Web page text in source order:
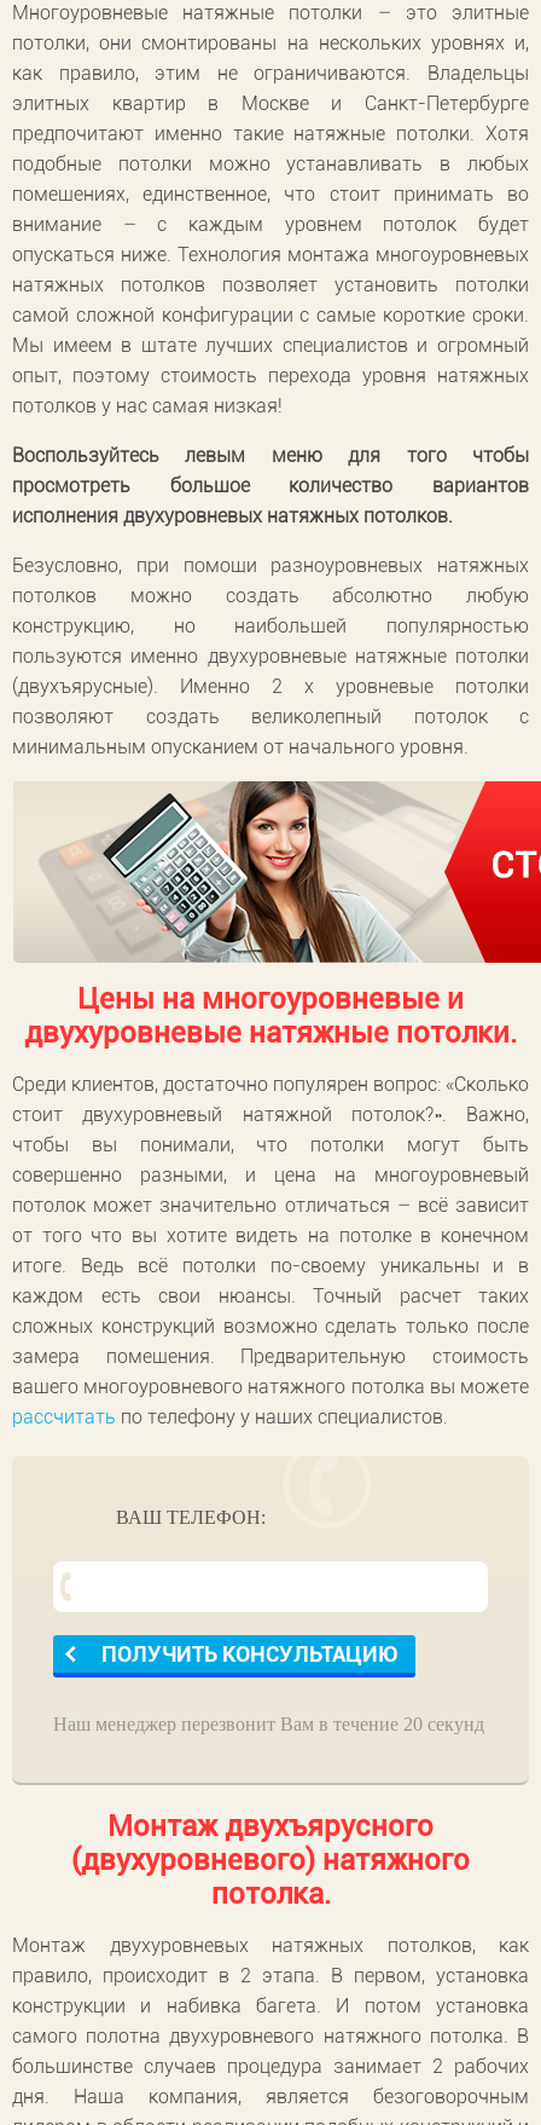
Многоуровневые натяжные потолки – это элитные
потолки, они смонтированы на нескольких уровнях и,
как правило, этим не ограничиваются. Владельцы
элитных квартир в Москве и Санкт-Петербурге
предпочитают именно такие натяжные потолки. Хотя
подобные потолки можно устанавливать в любых
помещениях, единственное, что стоит принимать во
внимание – с каждым уровнем потолок будет
опускаться ниже. Технология монтажа многоуровневых
натяжных потолков позволяет установить потолки
самой сложной конфигурации с самые короткие сроки.
Мы имеем в штате лучших специалистов и огромный
опыт, поэтому стоимость перехода уровня натяжных
потолков у нас самая низкая!
Воспользуйтесь левым меню для того чтобы
просмотреть большое количество вариантов
исполнения двухуровневых натяжных потолков.
Безусловно, при помощи разноуровневых натяжных
потолков можно создать абсолютно любую
конструкцию, но наибольшей популярностью
пользуются именно двухуровневые натяжные потолки
(двухъярусные). Именно 2 х уровневые потолки
позволяют создать великолепный потолок с
минимальным опусканием от начального уровня.
Цены на многоуровневые и
двухуровневые натяжные потолки.
Среди клиентов, достаточно популярен вопрос: «Сколько
стоит двухуровневый натяжной потолок?». Важно,
чтобы вы понимали, что потолки могут быть
совершенно разными, и цена на многоуровневый
потолок может значительно отличаться – всё зависит
от того что вы хотите видеть на потолке в конечном
итоге. Ведь всё потолки по-своему уникальны и в
каждом есть свои нюансы. Точный расчет таких
сложных конструкций возможно сделать только после
замера помещения. Предварительную стоимость
вашего многоуровневого натяжного потолка вы можете
рассчитать по телефону у наших специалистов.
ВАШ ТЕЛЕФОН:
Наш менеджер перезвонит Вам в течение 20 секунд
Монтаж двухъярусного
(двухуровневого) натяжного
потолка.
Монтаж двухуровневых натяжных потолков, как
правило, происходит в 2 этапа. В первом, установка
конструкции и набивка багета. И потом установка
самого полотна двухуровневого натяжного потолка. В
большинстве случаев процедура занимает 2 рабочих
дня. Наша компания, является безоговорочным